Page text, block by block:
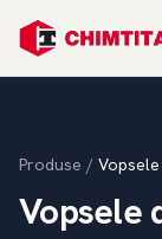
Produse /
Vopsele